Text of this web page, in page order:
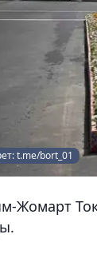
t.me/bort_01
Жомарт